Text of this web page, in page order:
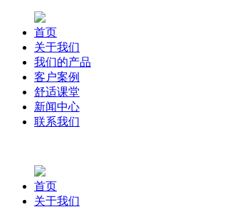
首页
关于我们
我们的产品
客户案例
舒适课堂
新闻中心
联系我们
首页
关于我们